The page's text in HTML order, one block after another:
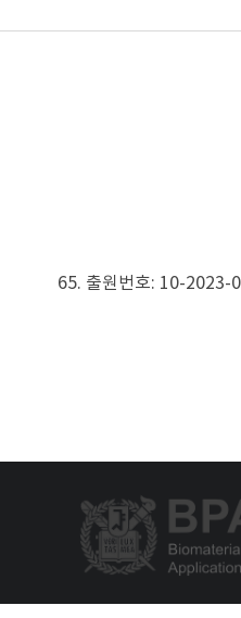
65. 출원번호: 10-2023-